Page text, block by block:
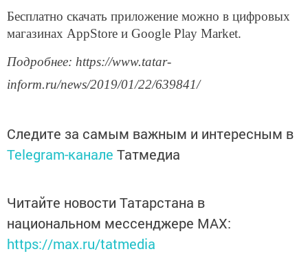
Бесплатно скачать приложение можно в цифровых
магазинах AppStore и Google Play Market.
Подробнее: https://www.tatar-
inform.ru/news/2019/01/22/639841/
Следите за самым важным и интересным в
Telegram-канале Татмедиа
Читайте новости Татарстана в
национальном мессенджере MАХ:
https://max.ru/tatmedia